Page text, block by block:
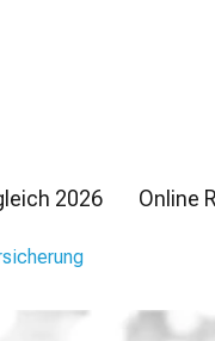
2026 Online